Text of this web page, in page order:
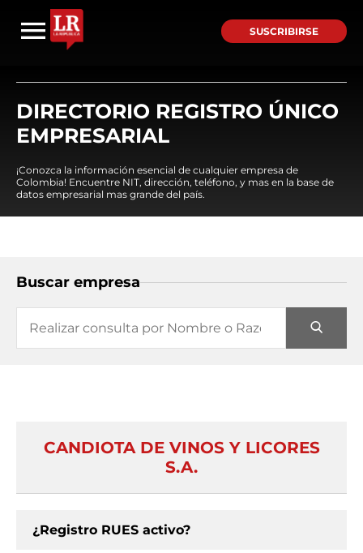
SUSCRIBIRSE
DIRECTORIO REGISTRO ÚNICO
EMPRESARIAL
¡Conozca la información esencial de cualquier empresa de
Colombia! Encuentre NIT, dirección, teléfono, y mas en la base de
datos empresarial mas grande del país.
Buscar empresa
CANDIOTA DE VINOS Y LICORES
S.A.
¿Registro RUES activo?